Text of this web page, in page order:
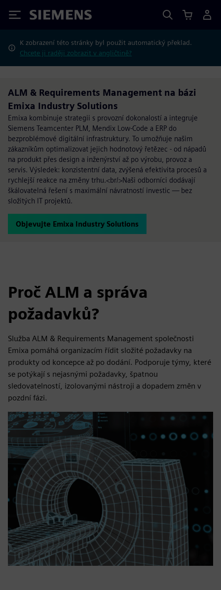
Siemens
K zobrazení této stránky byl použit automatický překlad.
Chcete ji raději zobrazit v angličtině?
ALM & Requirements Management na bázi
Emixa Industry Solutions
Emixa kombinuje strategii s provozní dokonalostí a integruje
Siemens Teamcenter PLM, Mendix Low-Code a ERP do
bezproblémové digitální infrastruktury. To umožňuje našim
zákazníkům optimalizovat jejich hodnotový řetězec - od nápadů
na produkt přes design a inženýrství až po výrobu, provoz a
servis. Výsledek: konzistentní data, zvýšená efektivita procesů a
rychlejší reakce na změny trhu.<br/>Naši odborníci dodávají
škálovatelná řešení s maximální návratností investic — bez
složitých IT projektů.
Objevujte Emixa Industry Solutions
Proč ALM a správa
požadavků?
Služba ALM & Requirements Management společnosti
Emixa pomáhá organizacím řídit složité požadavky na
produkty od koncepce až po dodání. Podporuje týmy, které
se potýkají s nejasnými požadavky, špatnou
sledovatelností, izolovanými nástroji a dopadem změn v
pozdní fázi.